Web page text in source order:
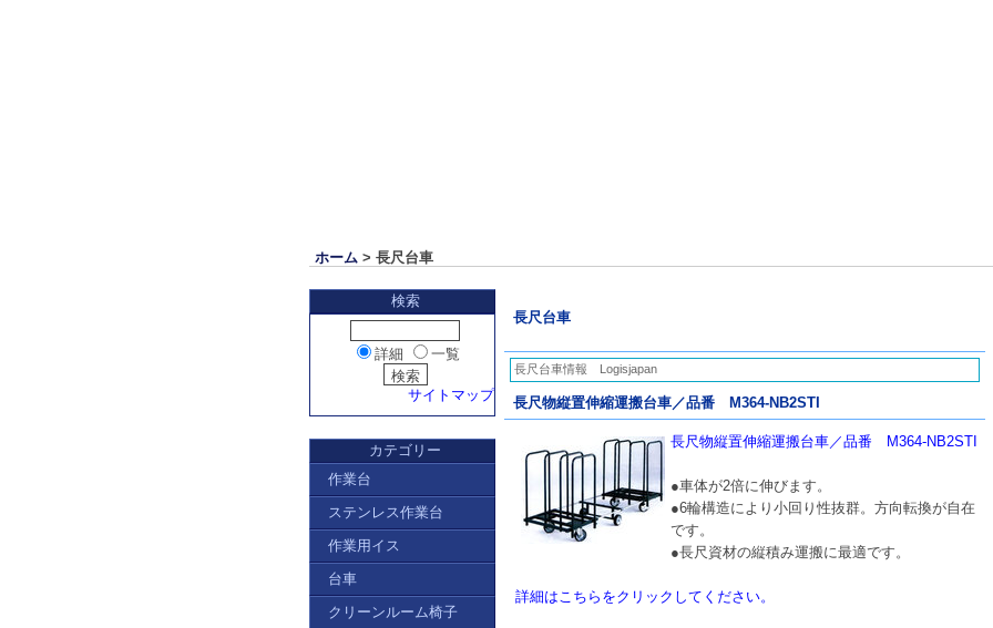
ホーム > 長尺台車
長尺台車
長尺台車情報 Logisjapan
長尺物縦置伸縮運搬台車／品番 M364-NB2STI
長尺物縦置伸縮運搬台車／品番 M364-NB2STI
●車体が2倍に伸びます。
●6輪構造により小回り性抜群。方向転換が自在
です。
●長尺資材の縦積み運搬に最適です。
詳細はこちらをクリックしてください。
検索
詳細 一覧
サイトマップ
カテゴリー
作業台
ステンレス作業台
作業用イス
台車
クリーンルーム椅子